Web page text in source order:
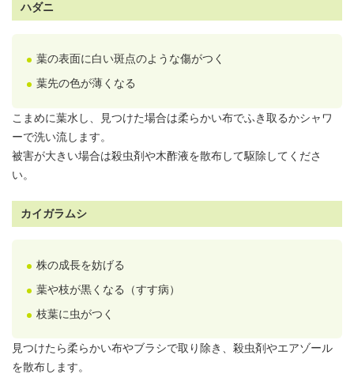
ハダニ
葉の表面に白い斑点のような傷がつく
葉先の色が薄くなる
こまめに葉水 し、見つけた場合は柔らかい布でふき取るかシャワ
ーで洗い流します。
被害が大きい場合は殺虫剤や木酢液を散布して駆除してくださ
い。
カイガラムシ
株の成長を妨げる
葉や枝が黒くなる（すす病）
枝葉に虫がつく
見つけたら柔らかい布やブラシで取り除き、殺虫剤やエアゾール
を散布します。